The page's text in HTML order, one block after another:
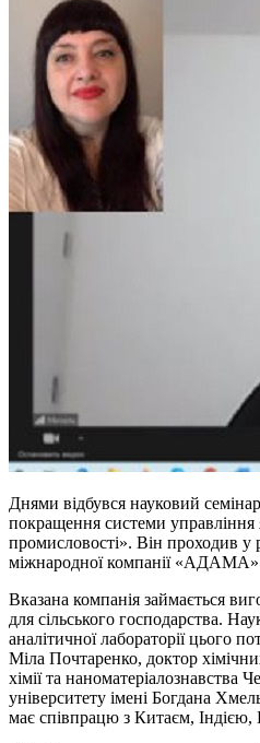
Днями відбувся науковий
покращення системи управління
промисловості». Він проходив у
міжнародної компанії «АДАМА»
Вказана компанія займається
для сільського господарства.
аналітичної лабораторії цього
Міла Почтаренко, доктор
хімії та наноматеріалознавства
університету імені Богдана
має співпрацю з Китаєм, Індією,